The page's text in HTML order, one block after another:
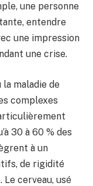
une personne
entendre
une impression
une crise.
la maladie de
complexes
30 à 60 % des
à un
de rigidité
cerveau, usé